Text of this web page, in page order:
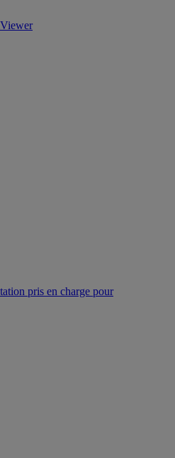
pris en charge pour